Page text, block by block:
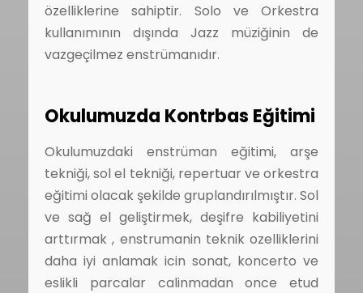
özelliklerine sahiptir. Solo ve Orkestra
kullanımının dışında Jazz müziğinin de
vazgeçilmez enstrümanıdır.
Okulumuzda Kontrbas Eğitimi
Okulumuzdaki enstrüman eğitimi, arşe
tekniği, sol el tekniği, repertuar ve orkestra
eğitimi olacak şekilde gruplandırılmıştır. Sol
ve sağ el geliştirmek, deşifre kabiliyetini
arttırmak , enstrumanin teknik ozelliklerini
daha iyi anlamak icin sonat, koncerto ve
eslikli parcalar calinmadan once etud